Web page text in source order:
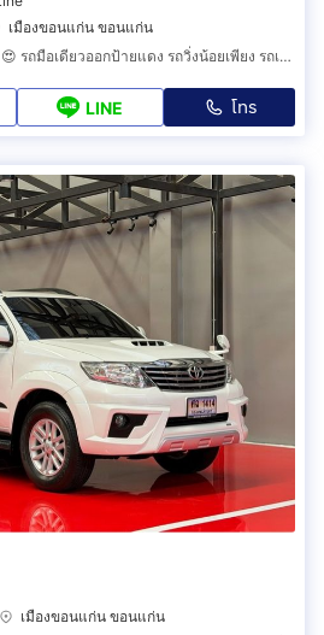
เมืองขอนแก่น ขอนแก่น
😍 2016 BMW X1 XLINE LCI 😍 รถมือเดียวออกป้ายแดง รถวิ่งน้อยเพียง รถเข้าศูนย์ตลอด รถไม่เคยมีอุบัติเหตุครับ
LINE โทร
เมืองขอนแก่น ขอนแก่น